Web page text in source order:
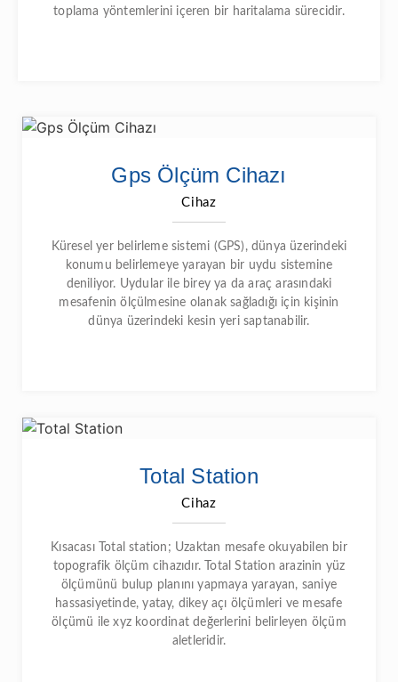
toplama yöntemlerini içeren bir haritalama sürecidir.
Gps Ölçüm Cihazı
Cihaz
Küresel yer belirleme sistemi (GPS), dünya üzerindeki
konumu belirlemeye yarayan bir uydu sistemine
deniliyor. Uydular ile birey ya da araç arasındaki
mesafenin ölçülmesine olanak sağladığı için kişinin
dünya üzerindeki kesin yeri saptanabilir.
Total Station
Cihaz
Kısacası Total station; Uzaktan mesafe okuyabilen bir
topografik ölçüm cihazıdır. Total Station arazinin yüz
ölçümünü bulup planını yapmaya yarayan, saniye
hassasiyetinde, yatay, dikey açı ölçümleri ve mesafe
ölçümü ile xyz koordinat değerlerini belirleyen ölçüm
aletleridir.